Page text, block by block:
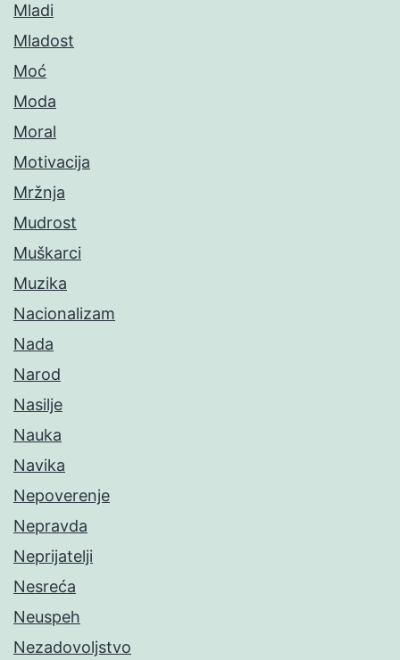
Mladi
Mladost
Moć
Moda
Moral
Motivacija
Mržnja
Mudrost
Muškarci
Muzika
Nacionalizam
Nada
Narod
Nasilje
Nauka
Navika
Nepoverenje
Nepravda
Neprijatelji
Nesreća
Neuspeh
Nezadovoljstvo